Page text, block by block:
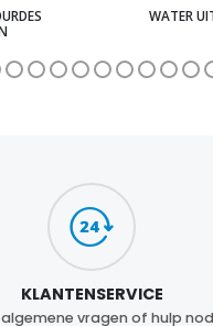
WATER
KLANTENSERVICE
vragen of hulp